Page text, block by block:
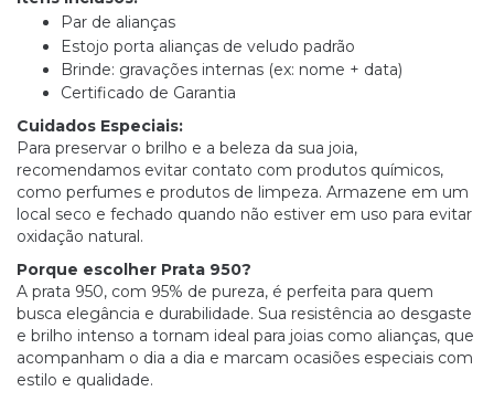
Par de alianças
Estojo porta alianças de veludo padrão
Brinde: gravações internas (ex: nome + data)
Certificado de Garantia
Cuidados Especiais:
Para preservar o brilho e a beleza da sua joia,
recomendamos evitar contato com produtos químicos,
como perfumes e produtos de limpeza. Armazene em um
local seco e fechado quando não estiver em uso para evitar
oxidação natural.
Porque escolher Prata 950?
A prata 950, com 95% de pureza, é perfeita para quem
busca elegância e durabilidade. Sua resistência ao desgaste
e brilho intenso a tornam ideal para joias como alianças, que
acompanham o dia a dia e marcam ocasiões especiais com
estilo e qualidade.